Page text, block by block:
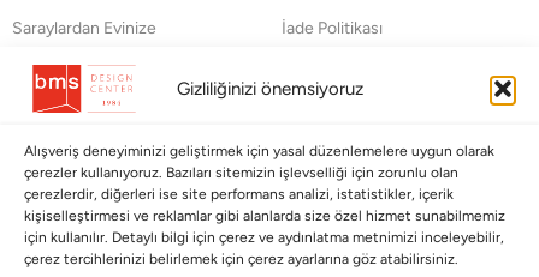
Gizliliğinizi önemsiyoruz
Alışveriş deneyiminizi geliştirmek için yasal düzenlemelere uygun olarak
çerezler kullanıyoruz. Bazıları sitemizin işlevselliği için zorunlu olan
çerezlerdir, diğerleri ise site performans analizi, istatistikler, içerik
kişiselleştirmesi ve reklamlar gibi alanlarda size özel hizmet sunabilmemiz
için kullanılır. Detaylı bilgi için çerez ve aydınlatma metnimizi inceleyebilir,
çerez tercihlerinizi belirlemek için çerez ayarlarına göz atabilirsiniz.
Saraylardan Evinize
Wedding
Pet Collection
Yılbaşı
Yat
İade Politikası
Mesafeli Satış Sözleşmesi
Ödeme Bildirimi
Hata Bildirim Formu